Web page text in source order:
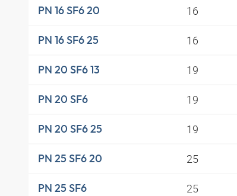
PN 16 SF6 20 16
PN 16 SF6 25 16
PN 20 SF6 13 19
PN 20 SF6 19
PN 20 SF6 25 19
PN 25 SF6 20 25
PN 25 SF6 25